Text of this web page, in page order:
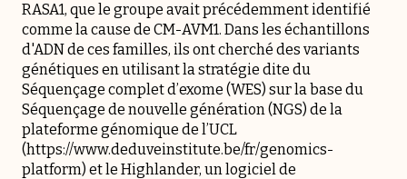
RASA1, que le groupe avait précédemment identifié
comme la cause de CM-AVM1. Dans les échantillons
d'ADN de ces familles, ils ont cherché des variants
génétiques en utilisant la stratégie dite du
Séquençage complet d’exome (WES) sur la base du
Séquençage de nouvelle génération (NGS) de la
plateforme génomique de l’UCL
(https://www.deduveinstitute.be/fr/genomics-
platform) et le Highlander, un logiciel de